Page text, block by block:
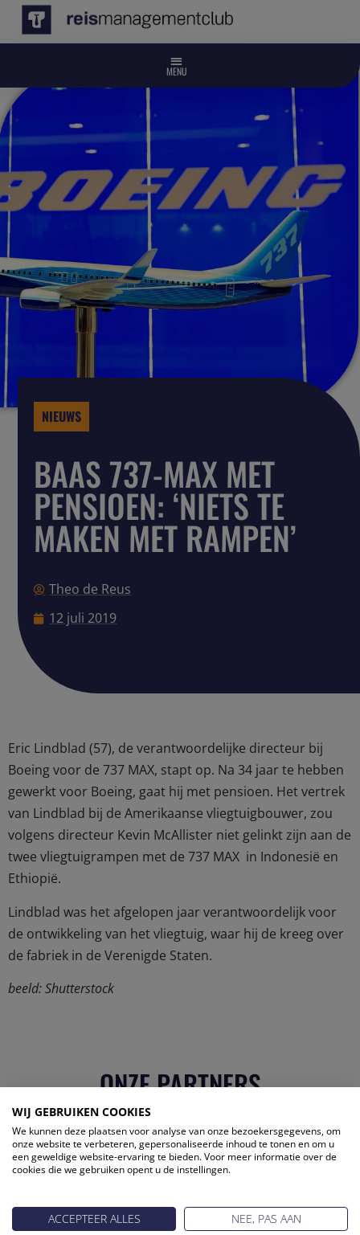
NIEUWS
BAAS 737-MAX MET
PENSIOEN: ‘NIETS TE
MAKEN MET RAMPEN’
Theo de Reus
12 juli 2019
Eric Lindblad (57), de verantwoordelijke directeur bij
Boeing voor de 737 MAX, stapt op. Na 34 jaar te hebben
gewerkt voor Boeing, gaat hij met pensioen. Het vertrek
van Lindblad bij de Amerikaanse vliegtuigbouwer, zou
volgens directeur Kevin McAllister niet gelinkt zijn aan de
twee vliegtuigrampen met de 737 MAX in Indonesië en
Ethiopië.
Lindblad was het afgelopen jaar verantwoordelijk voor
de ontwikkeling van het vliegtuig, waar hij de kreeg over
de fabriek in de Verenigde Staten.
beeld: Shutterstock
ONZE PARTNERS
WIJ GEBRUIKEN COOKIES
We kunnen deze plaatsen voor analyse van onze bezoekersgegevens, om
onze website te verbeteren, gepersonaliseerde inhoud te tonen en om u
een geweldige website-ervaring te bieden. Voor meer informatie over de
cookies die we gebruiken opent u de instellingen.
ACCEPTEER ALLES NEE, PAS AAN